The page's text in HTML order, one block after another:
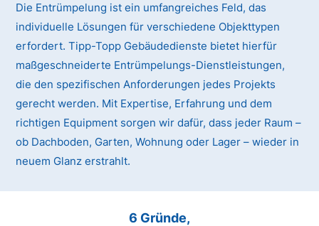
Die Entrümpelung ist ein umfangreiches Feld, das
individuelle Lösungen für verschiedene Objekttypen
erfordert. Tipp-Topp Gebäudedienste bietet hierfür
maßgeschneiderte Entrümpelungs-Dienstleistungen,
die den spezifischen Anforderungen jedes Projekts
gerecht werden. Mit Expertise, Erfahrung und dem
richtigen Equipment sorgen wir dafür, dass jeder Raum –
ob Dachboden, Garten, Wohnung oder Lager – wieder in
neuem Glanz erstrahlt.
6 Gründe,